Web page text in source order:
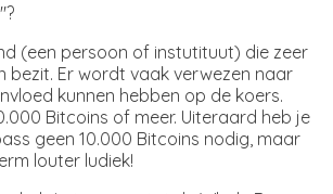
(een persoon of instutituut) die zeer
bezit. Er wordt vaak verwezen naar
kunnen hebben op de koers.
Bitcoins of meer. Uiteraard heb je
geen 10.000 Bitcoins nodig, maar
louter ludiek!